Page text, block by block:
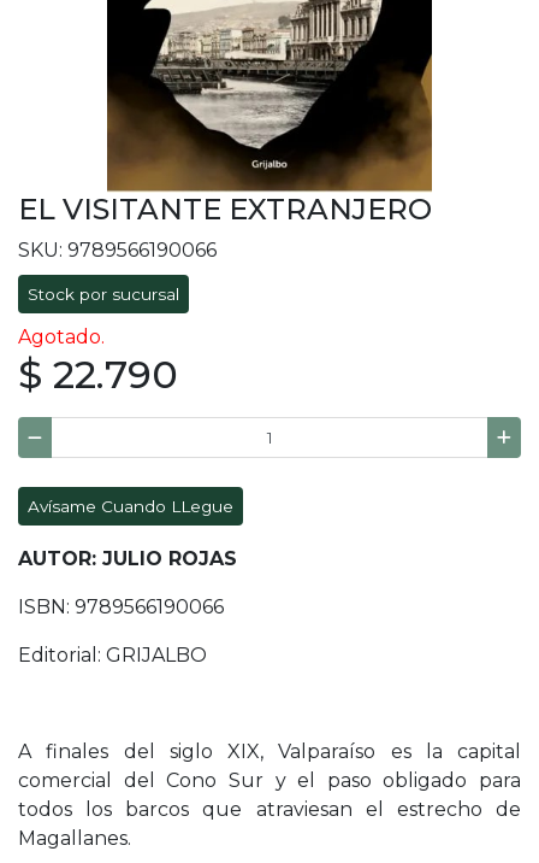
EL VISITANTE EXTRANJERO
SKU: 9789566190066
Stock por sucursal
Agotado.
$ 22.790
Avísame Cuando LLegue
AUTOR: JULIO ROJAS
ISBN: 9789566190066
Editorial: GRIJALBO
A finales del siglo XIX, Valparaíso es la capital
comercial del Cono Sur y el paso obligado para
todos los barcos que atraviesan el estrecho de
Magallanes.